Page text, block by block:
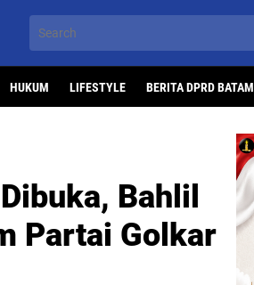
HUKUM LIFESTYLE BERITA DPRD BATAM
Bahlil
Partai Golkar